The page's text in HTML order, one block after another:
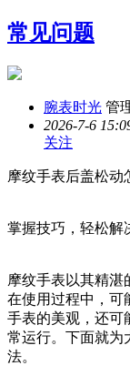
常见问题
腕表时光 管
2026-7-6
关注
摩纹手表后盖松动
掌握技巧，轻松解
摩纹手表以其精湛
在使用过程中，可
手表的美观，还可
常运行。下面就为
法。